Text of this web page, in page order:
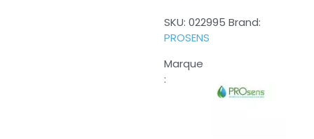
SKU: 022995 Brand:
PROSENS